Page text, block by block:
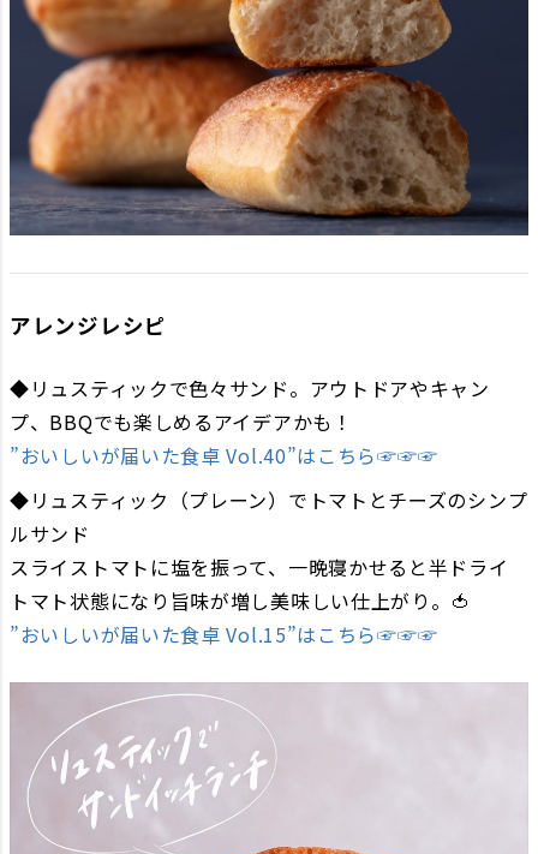
アレンジレシピ
◆リュスティックで色々サンド。アウトドアやキャン
プ、BBQでも楽しめるアイデアかも！
”おいしいが届いた食卓 Vol.40”はこちら☞☞☞
◆リュスティック（プレーン）でトマトとチーズのシンプ
ルサンド
スライストマトに塩を振って、一晩寝かせると半ドライ
トマト状態になり旨味が増し美味しい仕上がり。🍅
”おいしいが届いた食卓 Vol.15”はこちら☞☞☞